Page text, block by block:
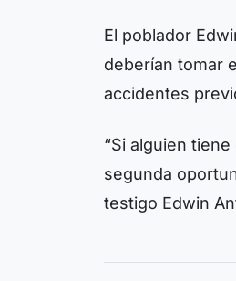
El poblador
deberían tomar
accidentes
“Si alguien
segunda
testigo Edwin